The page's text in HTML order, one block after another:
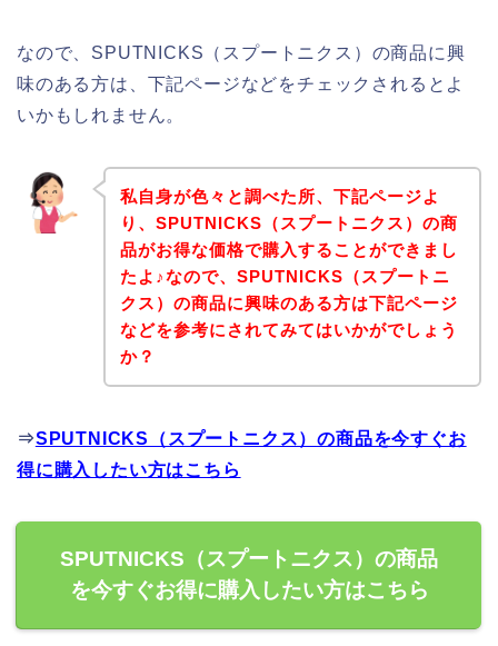
なので、SPUTNICKS（スプートニクス）の商品に興
味のある方は、下記ページなどをチェックされるとよ
いかもしれません。
私自身が色々と調べた所、下記ページよ
り、SPUTNICKS（スプートニクス）の商
品がお得な価格で購入することができまし
たよ♪なので、SPUTNICKS（スプートニ
クス）の商品に興味のある方は下記ページ
などを参考にされてみてはいかがでしょう
か？
⇒SPUTNICKS（スプートニクス）の商品を今すぐお
得に購入したい方はこちら
SPUTNICKS（スプートニクス）の商品
を今すぐお得に購入したい方はこちら